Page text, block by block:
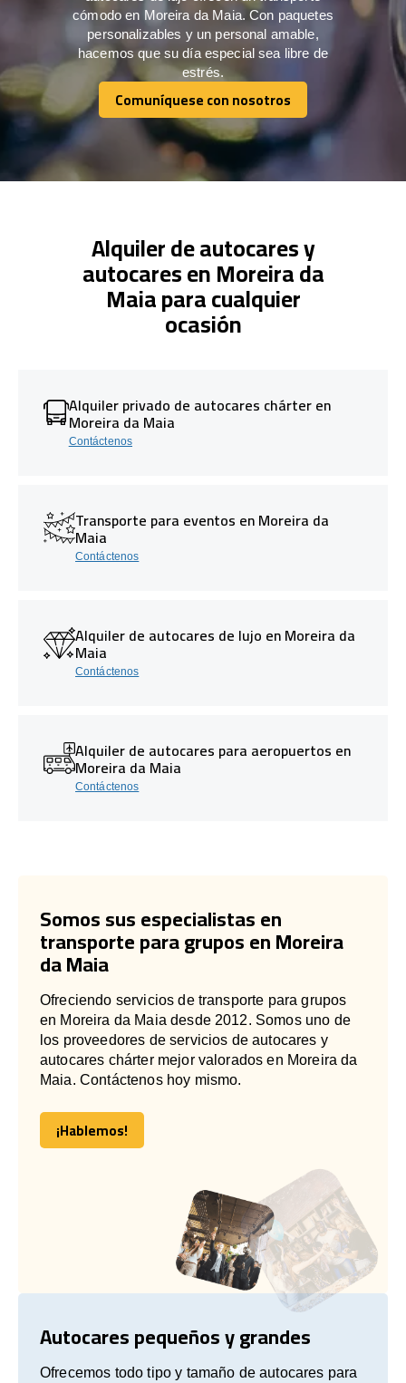
cómodo en Moreira da Maia. Con paquetes
personalizables y un personal amable,
hacemos que su día especial sea libre de
estrés.
Comuníquese con nosotros
Comuníquese con nosotros
Alquiler de autocares y
autocares en Moreira da
Maia para cualquier
ocasión
Alquiler privado de autocares chárter en
Moreira da Maia
Contáctenos
Transporte para eventos en Moreira da
Maia
Contáctenos
Alquiler de autocares de lujo en Moreira da
Maia
Contáctenos
Alquiler de autocares para aeropuertos en
Moreira da Maia
Contáctenos
Somos sus especialistas en
transporte para grupos en Moreira
da Maia
Ofreciendo servicios de transporte para grupos
en Moreira da Maia desde 2012. Somos uno de
los proveedores de servicios de autocares y
autocares chárter mejor valorados en Moreira da
Maia. Contáctenos hoy mismo.
¡Hablemos!
¡Hablemos!
Autocares pequeños y grandes
Ofrecemos todo tipo y tamaño de autocares para